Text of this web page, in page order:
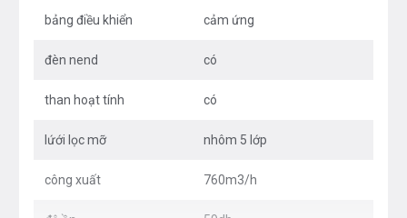
bảng điều khiển cảm ứng
đèn nend có
than hoạt tính có
lứới lọc mỡ nhôm 5 lớp
công xuất 760m3/h